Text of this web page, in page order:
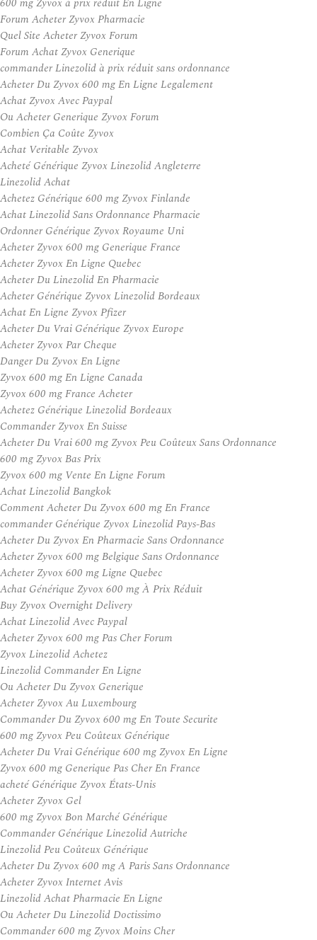
Forum Acheter Zyvox Pharmacie
Quel Site Acheter Zyvox Forum
Forum Achat Zyvox Generique
commander Linezolid à prix réduit sans ordonnance
Acheter Du Zyvox 600 mg En Ligne Legalement
Achat Zyvox Avec Paypal
Ou Acheter Generique Zyvox Forum
Combien Ça Coûte Zyvox
Achat Veritable Zyvox
Acheté Générique Zyvox Linezolid Angleterre
Linezolid Achat
Achetez Générique 600 mg Zyvox Finlande
Achat Linezolid Sans Ordonnance Pharmacie
Ordonner Générique Zyvox Royaume Uni
Acheter Zyvox 600 mg Generique France
Acheter Zyvox En Ligne Quebec
Acheter Du Linezolid En Pharmacie
Acheter Générique Zyvox Linezolid Bordeaux
Achat En Ligne Zyvox Pfizer
Acheter Du Vrai Générique Zyvox Europe
Acheter Zyvox Par Cheque
Danger Du Zyvox En Ligne
Zyvox 600 mg En Ligne Canada
Zyvox 600 mg France Acheter
Achetez Générique Linezolid Bordeaux
Commander Zyvox En Suisse
Acheter Du Vrai 600 mg Zyvox Peu Coûteux Sans Ordonnance
600 mg Zyvox Bas Prix
Zyvox 600 mg Vente En Ligne Forum
Achat Linezolid Bangkok
Comment Acheter Du Zyvox 600 mg En France
commander Générique Zyvox Linezolid Pays-Bas
Acheter Du Zyvox En Pharmacie Sans Ordonnance
Acheter Zyvox 600 mg Belgique Sans Ordonnance
Acheter Zyvox 600 mg Ligne Quebec
Achat Générique Zyvox 600 mg À Prix Réduit
Buy Zyvox Overnight Delivery
Achat Linezolid Avec Paypal
Acheter Zyvox 600 mg Pas Cher Forum
Zyvox Linezolid Achetez
Linezolid Commander En Ligne
Ou Acheter Du Zyvox Generique
Acheter Zyvox Au Luxembourg
Commander Du Zyvox 600 mg En Toute Securite
600 mg Zyvox Peu Coûteux Générique
Acheter Du Vrai Générique 600 mg Zyvox En Ligne
Zyvox 600 mg Generique Pas Cher En France
acheté Générique Zyvox États-Unis
Acheter Zyvox Gel
600 mg Zyvox Bon Marché Générique
Commander Générique Linezolid Autriche
Linezolid Peu Coûteux Générique
Acheter Du Zyvox 600 mg A Paris Sans Ordonnance
Acheter Zyvox Internet Avis
Linezolid Achat Pharmacie En Ligne
Ou Acheter Du Linezolid Doctissimo
Commander 600 mg Zyvox Moins Cher